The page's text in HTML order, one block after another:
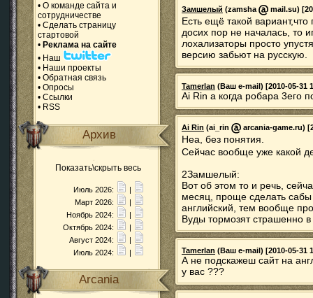
• О команде сайта и
сотрудничестве
• Сделать страницу
стартовой
• Реклама на сайте
• Наш
• Наши проекты
• Обратная связь
• Опросы
• Ссылки
• RSS
Архив
Показать\скрыть весь
Июль 2026:
|
Март 2026:
|
Ноябрь 2024:
|
Октябрь 2024:
|
Август 2024:
|
Июль 2024:
|
Arcania
Замшелый (zamsha mail.su)
Есть ещё такой
досих пор не началась, то
лохализаторы просто
версию забьют на русскую.
Tamerlan (Ваш e-mail) [2010-05-31
Ai Rin а когда робара 3его
Ai Rin (ai_rin arcania-game.ru)
Неа, без понятия.
Сейчас вообще уже какой
2Замшелый:
Вот об этом то и речь,
месяц, проще сделать сабы
английский, тем вообще
Вуды тормозят страшенно
Tamerlan (Ваш e-mail) [2010-05-31
А не подскажеш сайт на
у вас ???